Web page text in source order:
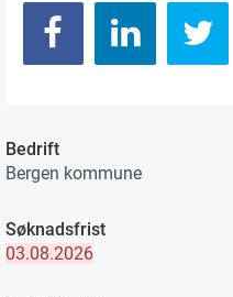
Bedrift
Bergen kommune
Søknadsfrist
03.08.2026